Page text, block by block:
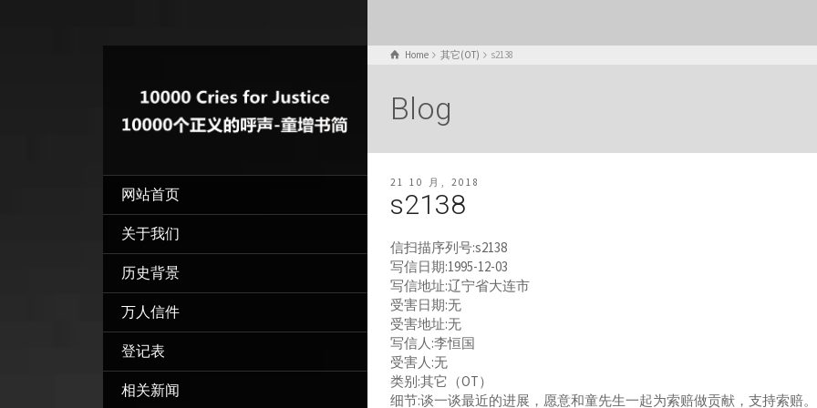
网站首页
关于我们
历史背景
万人信件
登记表
相关新闻
Home 其它(OT) s2138
Blog
21 10 月, 2018
s2138
信扫描序列号:s2138
写信日期:1995-12-03
写信地址:辽宁省大连市
受害日期:无
受害地址:无
写信人:李恒国
受害人:无
类别:其它（OT）
细节:谈一谈最近的进展，愿意和童先生一起为索赔做贡献，支持索赔。